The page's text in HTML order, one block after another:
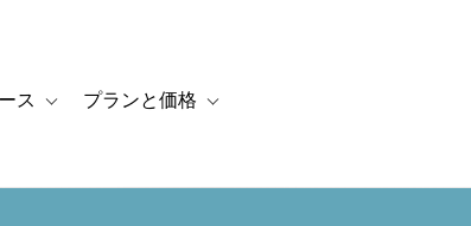
トーリー
navigation for ソリューション
ス Toggle sub-navigation for リソース
プランと価格 Toggle sub-navigation for プランと価